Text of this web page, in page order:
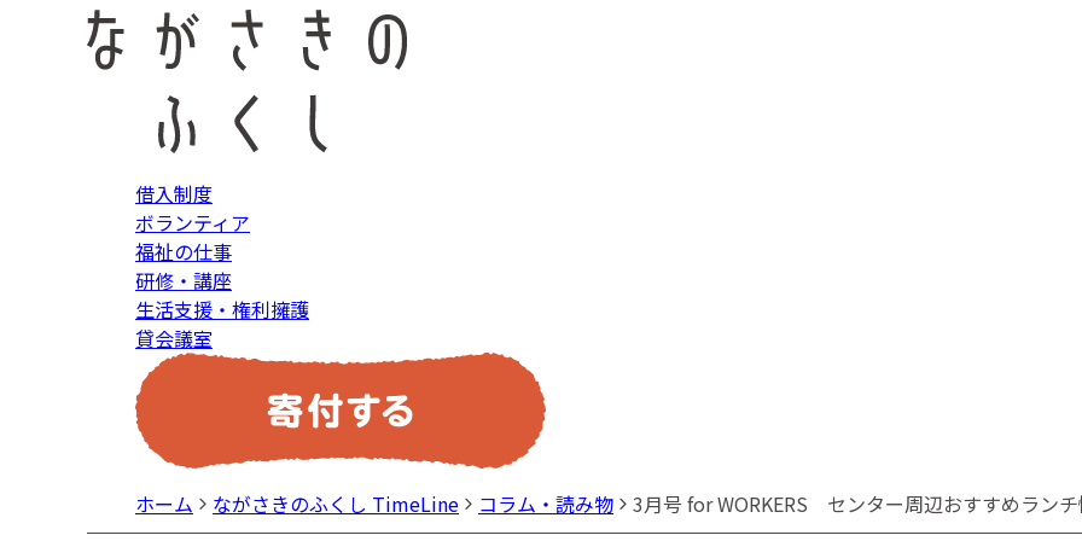
借入制度
ボランティア
福祉の仕事
研修・講座
生活支援・権利擁護
貸会議室
ホーム ながさきのふくし TimeLine コラム・読み物 3月号 for WORKERS センター周辺おすすめラン